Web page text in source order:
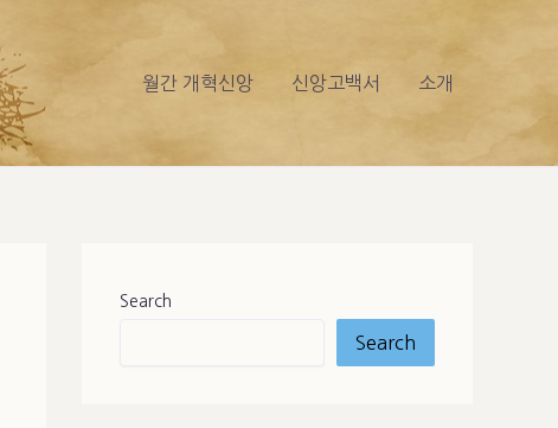
월간 개혁신앙 신앙고백서 소개
Search
Search